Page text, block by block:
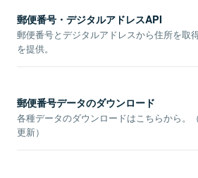
郵便番号・デジタルアドレスAPI
郵便番号とデジタルアドレスから住所を取
を提供。
郵便番号データのダウンロード
各種データのダウンロードはこちらから。
更新）